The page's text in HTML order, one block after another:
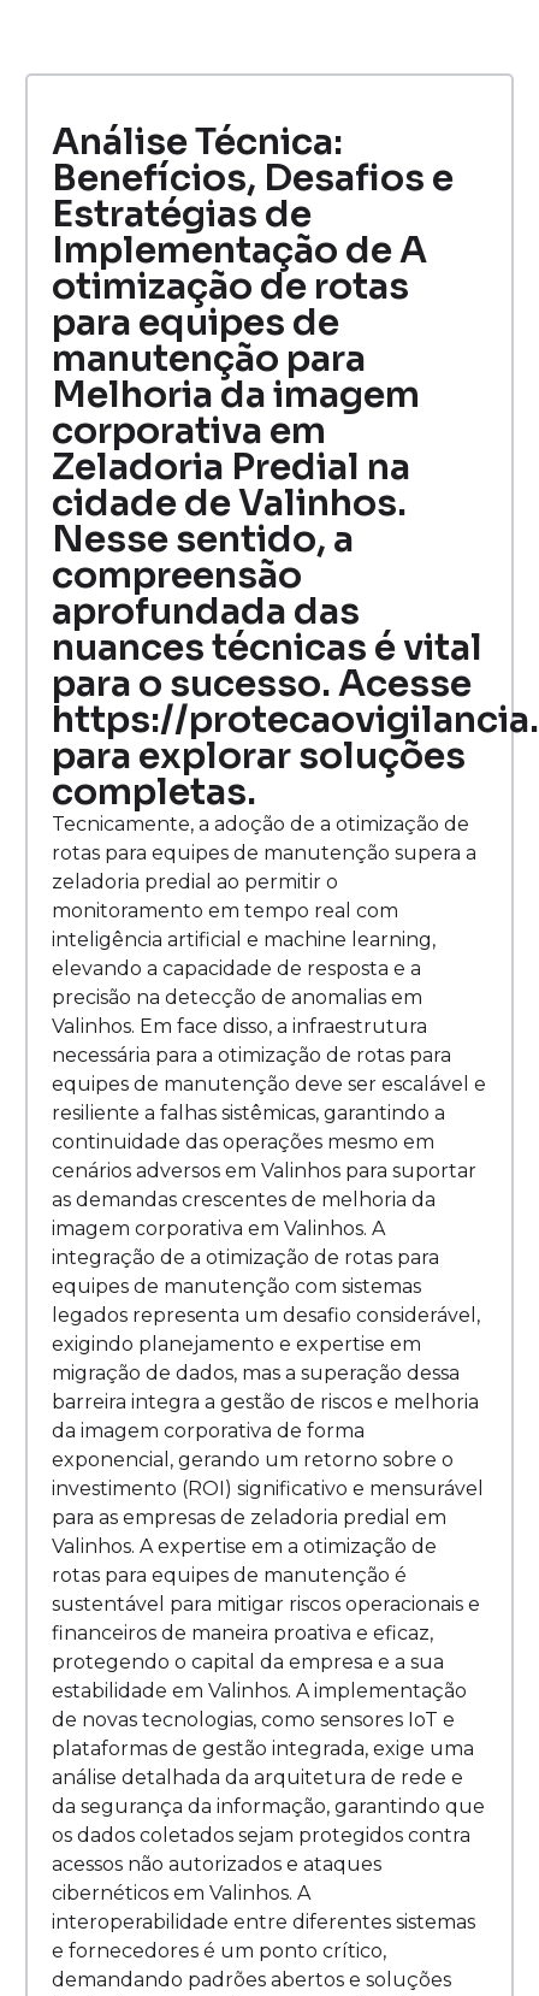
Análise Técnica:
Benefícios, Desafios e
Estratégias de
Implementação de A
otimização de rotas
para equipes de
manutenção para
Melhoria da imagem
corporativa em
Zeladoria Predial na
cidade de Valinhos.
Nesse sentido, a
compreensão
aprofundada das
nuances técnicas é vital
para o sucesso. Acesse
https://
para explorar soluções
completas.
Tecnicamente, a adoção de a otimização de
rotas para equipes de manutenção supera a
zeladoria predial ao permitir o
monitoramento em tempo real com
inteligência artificial e machine learning,
elevando a capacidade de resposta e a
precisão na detecção de anomalias em
Valinhos. Em face disso, a infraestrutura
necessária para a otimização de rotas para
equipes de manutenção deve ser escalável e
resiliente a falhas sistêmicas, garantindo a
continuidade das operações mesmo em
cenários adversos em Valinhos para suportar
as demandas crescentes de melhoria da
imagem corporativa em Valinhos. A
integração de a otimização de rotas para
equipes de manutenção com sistemas
legados representa um desafio considerável,
exigindo planejamento e expertise em
migração de dados, mas a superação dessa
barreira integra a gestão de riscos e melhoria
da imagem corporativa de forma
exponencial, gerando um retorno sobre o
investimento (ROI) significativo e mensurável
para as empresas de zeladoria predial em
Valinhos. A expertise em a otimização de
rotas para equipes de manutenção é
sustentável para mitigar riscos operacionais e
financeiros de maneira proativa e eficaz,
protegendo o capital da empresa e a sua
estabilidade em Valinhos. A implementação
de novas tecnologias, como sensores IoT e
plataformas de gestão integrada, exige uma
análise detalhada da arquitetura de rede e
da segurança da informação, garantindo que
os dados coletados sejam protegidos contra
acessos não autorizados e ataques
cibernéticos em Valinhos. A
interoperabilidade entre diferentes sistemas
e fornecedores é um ponto crítico,
demandando padrões abertos e soluções